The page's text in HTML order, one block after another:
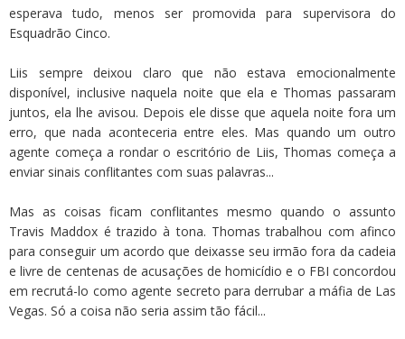
esperava tudo, menos ser promovida para supervisora do
Esquadrão Cinco.
Liis sempre deixou claro que não estava emocionalmente
disponível, inclusive naquela noite que ela e Thomas passaram
juntos, ela lhe avisou. Depois ele disse que aquela noite fora um
erro, que nada aconteceria entre eles. Mas quando um outro
agente começa a rondar o escritório de Liis, Thomas começa a
enviar sinais conflitantes com suas palavras...
Mas as coisas ficam conflitantes mesmo quando o assunto
Travis Maddox é trazido à tona. Thomas trabalhou com afinco
para conseguir um acordo que deixasse seu irmão fora da cadeia
e livre de centenas de acusações de homicídio e o FBI concordou
em recrutá-lo como agente secreto para derrubar a máfia de Las
Vegas. Só a coisa não seria assim tão fácil...